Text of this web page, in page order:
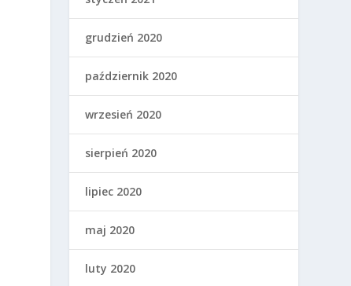
grudzień 2020
październik 2020
wrzesień 2020
sierpień 2020
lipiec 2020
maj 2020
luty 2020